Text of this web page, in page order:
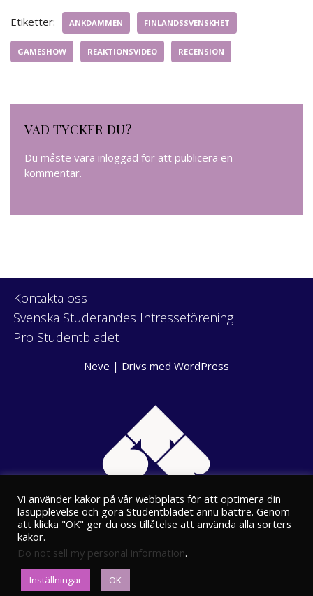
Etiketter: ANKDAMMEN FINLANDSSVENSKHET
GAMESHOW REAKTIONSVIDEO RECENSION
VAD TYCKER DU?
Du måste vara inloggad för att publicera en
kommentar.
Kontakta oss
Svenska Studerandes Intresseförening
Pro Studentbladet
Neve | Drivs med WordPress
Eriksgatan 8
00100 Helsingfors
Vi använder kakor på vår webbplats för att optimera din
läsupplevelse och göra Studentbladet ännu bättre. Genom
att klicka "OK" ger du oss tillåtelse att använda alla sorters
kakor.
Do not sell my personal information.
Inställningar OK